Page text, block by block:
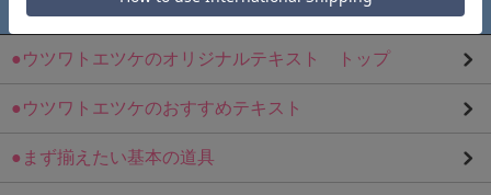
グループから探す
●ウツワトエツケのオリジナルテキスト トップ
●ウツワトエツケのおすすめテキスト
●まず揃えたい基本の道具